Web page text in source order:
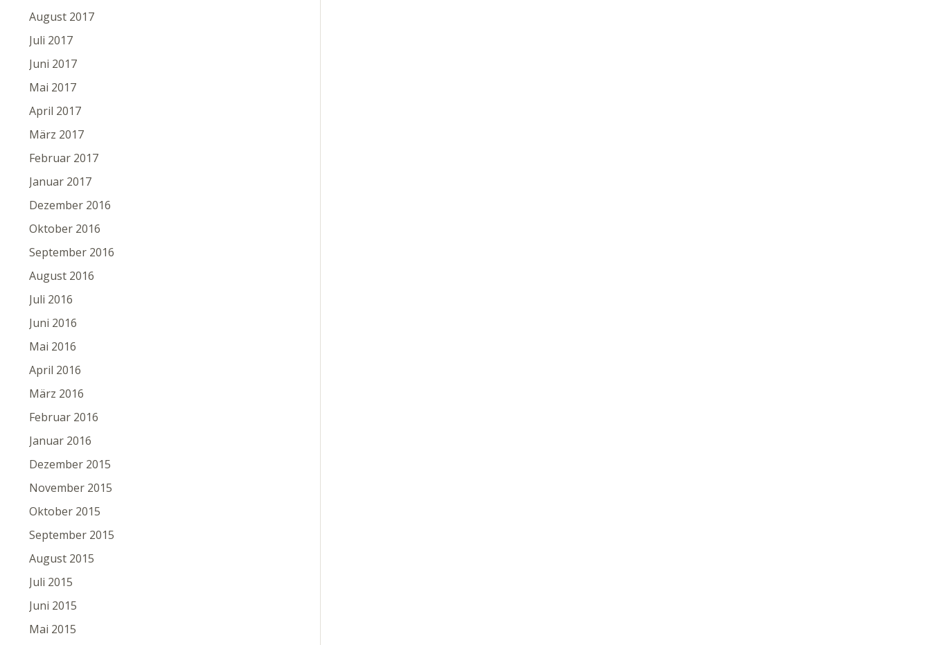
August 2017
Juli 2017
Juni 2017
Mai 2017
April 2017
März 2017
Februar 2017
Januar 2017
Dezember 2016
Oktober 2016
September 2016
August 2016
Juli 2016
Juni 2016
Mai 2016
April 2016
März 2016
Februar 2016
Januar 2016
Dezember 2015
November 2015
Oktober 2015
September 2015
August 2015
Juli 2015
Juni 2015
Mai 2015